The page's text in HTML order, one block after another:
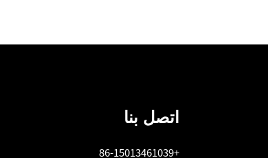
اتصل بنا
+86-15013461039